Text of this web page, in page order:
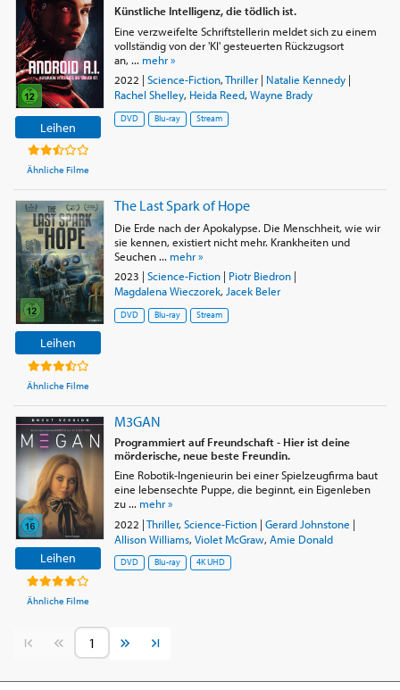
Leihen
Ähnliche Filme
Künstliche Intelligenz, die tödlich ist.
Eine verzweifelte Schriftstellerin meldet sich zu einem
vollständig von der 'KI' gesteuerten Rückzugsort
an, ... mehr »
2022 | Science-Fiction,Thriller| Natalie Kennedy|
Rachel Shelley, Heida Reed, Wayne Brady
DVD Blu-ray Stream
Leihen
Ähnliche Filme
The Last Spark of Hope
Die Erde nach der Apokalypse. Die Menschheit, wie wir
sie kennen, existiert nicht mehr. Krankheiten und
Seuchen ... mehr »
2023 | Science-Fiction| Piotr Biedron|
Magdalena Wieczorek, Jacek Beler
DVD Blu-ray Stream
Leihen
Ähnliche Filme
M3GAN
Programmiert auf Freundschaft - Hier ist deine
mörderische, neue beste Freundin.
Eine Robotik-Ingenieurin bei einer Spielzeugfirma baut
eine lebensechte Puppe, die beginnt, ein Eigenleben
zu ... mehr »
2022 |Thriller, Science-Fiction| Gerard Johnstone |
Allison Williams, Violet McGraw, Amie Donald
DVD Blu-ray 4K UHD
Vorherige SeiteNächste Seite